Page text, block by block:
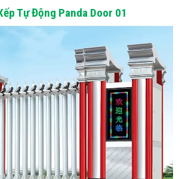
Tự Động Panda Door 01